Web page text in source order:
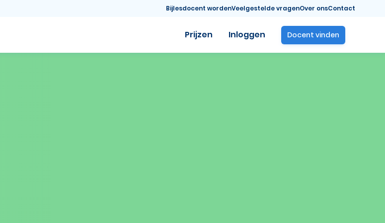
Bijlesdocent wordenVeelgestelde vragenOver onsContact
Prijzen Inloggen Docent vinden